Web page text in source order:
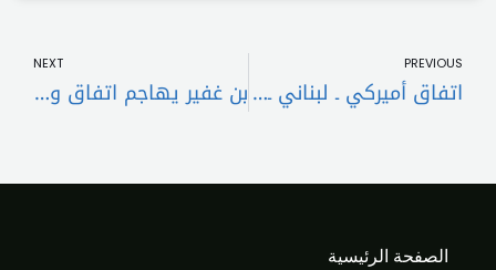
PREVIOUS
اتفاق أميركي ـ لبناني ـ إسرائيلي يمهّد للسلام: وقف النار ونزع سلاح حزب الله على طاولة التنفيذ
NEXT
بن غفير يهاجم اتفاق وقف النار مع لبنان: خطأ كبير ونتنياهو يُقاد إلى خيارات خاطئة
الصفحة الرئيسية